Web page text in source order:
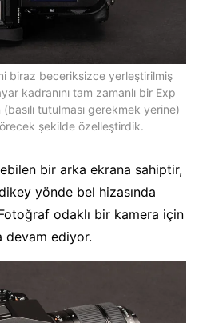
biraz beceriksizce yerleştirilmiş
kadranını tam zamanlı bir Exp
tutulması gerekmek yerine)
şekilde özelleştirdik.
bir arka ekrana sahiptir,
yönde bel hizasında
odaklı bir kamera için
devam ediyor.